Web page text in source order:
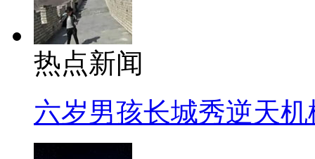
热点新闻
六岁男孩长城秀逆天机